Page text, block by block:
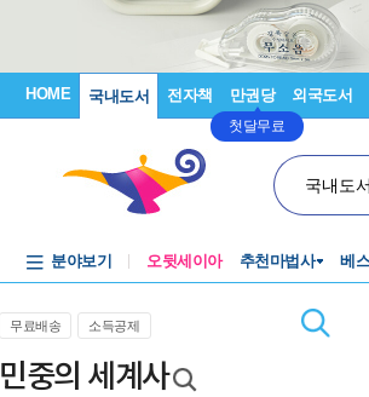
HOME 국내도서 전자책 만권당
첫달무료
외국도서
국내도
분야보기 오뒷세이아 추천마법사 베
무료배송 소득공제
민중의 세계사